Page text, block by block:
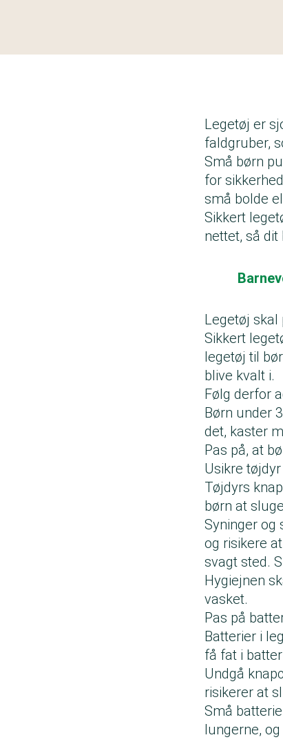
Legetøj er
faldgruber,
Små børn
for
små bolde
Sikkert
nettet, så dit
Legetøj skal
Sikkert
legetøj til
blive kvalt i.
Følg derfor
Børn under
det, kaster
Pas på, at
Usikre
Tøjdyrs
børn at
Syninger og
og risikere
svagt sted.
Hygiejnen
vasket.
Pas på
Batterier i
få fat i
Undgå
risikerer at
Små
lungerne,